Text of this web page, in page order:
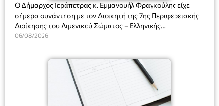
Ο Δήμαρχος Ιεράπετρας κ. Εμμανουήλ Φραγκούλης είχε
σήμερα συνάντηση με τον Διοικητή της 7ης Περιφερειακής
Διοίκησης του Λιμενικού Σώματος – Ελληνικής
Ακτοφυλακής (Λ.Σ.-ΕΛ.ΑΚΤ.), Αρχιπλοίαρχο Λ.Σ. κ. Ιωάννη
06/08/2026